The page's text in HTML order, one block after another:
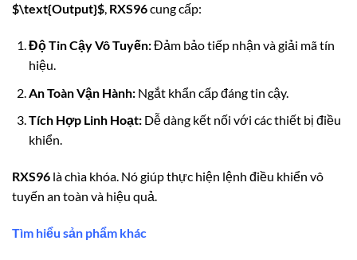
$\text{Output}$, RXS96cung cấp:
Độ Tin Cậy Vô Tuyến:Đảm bảo tiếp nhận và giải mã tín
hiệu.
An Toàn Vận Hành:Ngắt khẩn cấp đáng tin cậy.
Tích Hợp Linh Hoạt:Dễ dàng kết nối với các thiết bị điều
khiển.
RXS96 là chìa khóa. Nó giúp thực hiện lệnh điều khiển vô
tuyến an toàn và hiệu quả.
Tìm hiểu sản phẩm khác